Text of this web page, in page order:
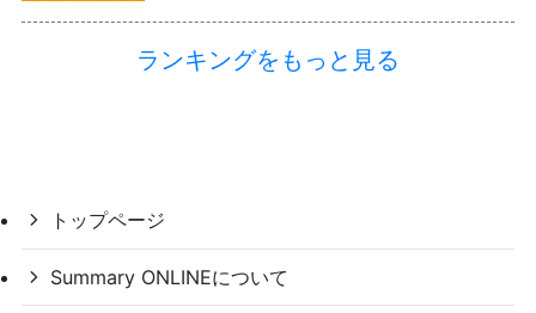
ランキングをもっと見る
トップページ
Summary ONLINEについて